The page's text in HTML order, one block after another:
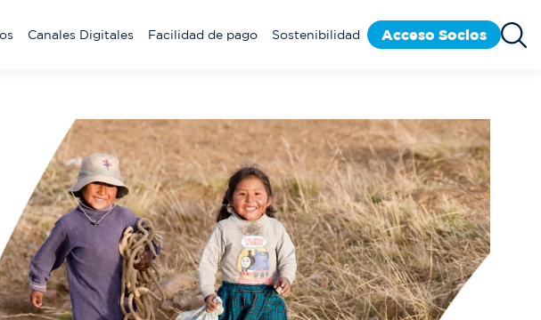
Canales Digitales Facilidad de pago Sostenibilidad Acceso Socios